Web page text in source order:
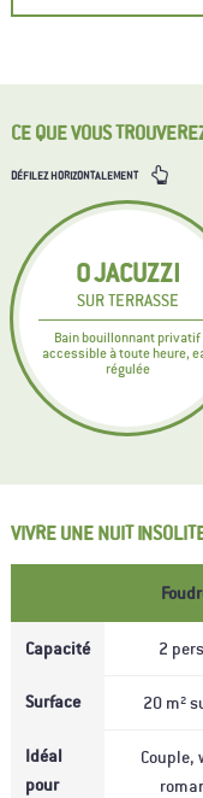
CE QUE VOUS
DÉFILEZ HORIZONTALEMENT
0JACUZZI
SUR TERRASSE
Bain bouillonnant privatif
accessible à toute heure,
régulée
VIVRE UNE NUIT
Capacité 2
Surface 20 m²
Idéal
pour
Couple,